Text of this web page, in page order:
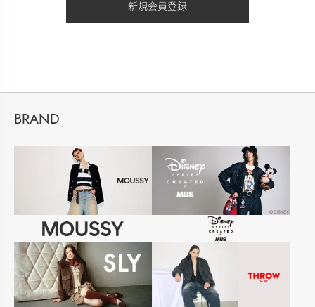
BRAND